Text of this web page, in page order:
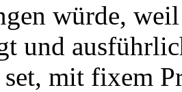
würde,
und
mit fixem